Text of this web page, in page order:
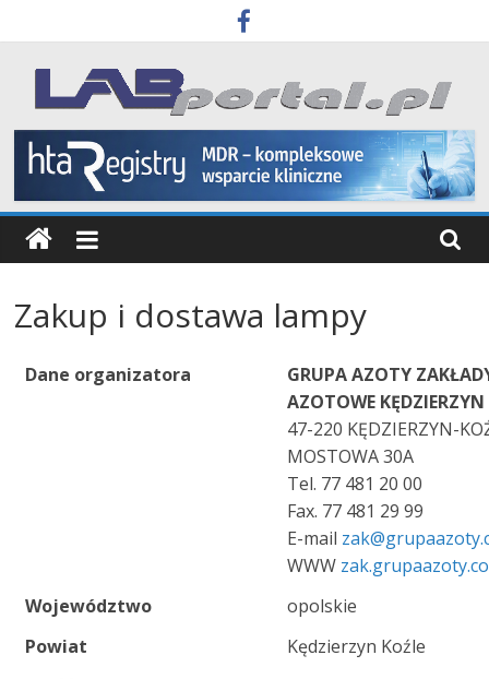
to
content
Labportal
Laboratoria
Aparatura
Badania
Zakup i dostawa lampy
Dane organizatora
GRUPA AZOTY
AZOTOWE KĘDZIERZYN
47-220 KĘDZIERZYN-
MOSTOWA 30A
Tel. 77 481 20 00
Fax. 77 481 29 99
E-mail
WWW
Województwo
opolskie
Powiat
Kędzierzyn Koźle